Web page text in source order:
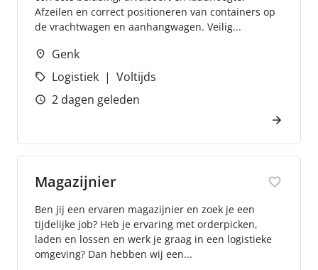
Afzeilen en correct positioneren van containers op
de vrachtwagen en aanhangwagen. Veilig...
Genk
Logistiek
Voltijds
2 dagen geleden
Magazijnier
Ben jij een ervaren magazijnier en zoek je een
tijdelijke job? Heb je ervaring met orderpicken,
laden en lossen en werk je graag in een logistieke
omgeving? Dan hebben wij een...